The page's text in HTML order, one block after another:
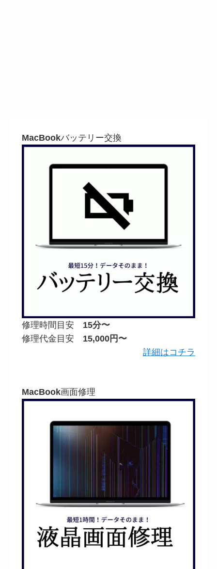
MacBookバッテリー交換
修理時間目安 15分〜
修理代金目安 15,000円〜
詳細はコチラ
MacBook画面修理